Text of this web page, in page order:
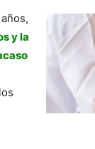
y la